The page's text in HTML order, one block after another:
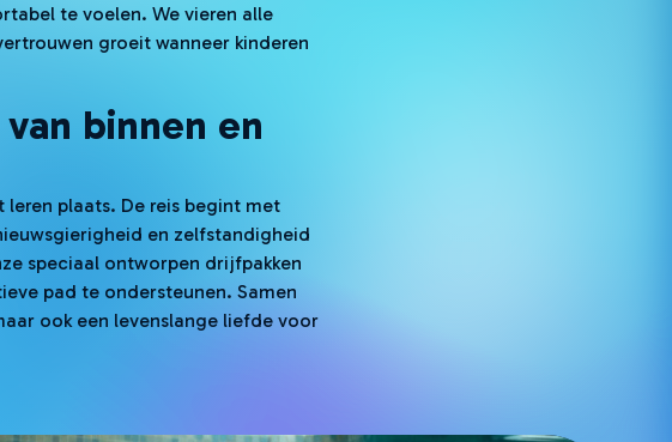
te voelen. We vieren alle
groeit wanneer kinderen
binnen en
plaats. De reis begint met
en zelfstandigheid
speciaal ontworpen drijfpakken
pad te ondersteunen. Samen
ook een levenslange liefde voor